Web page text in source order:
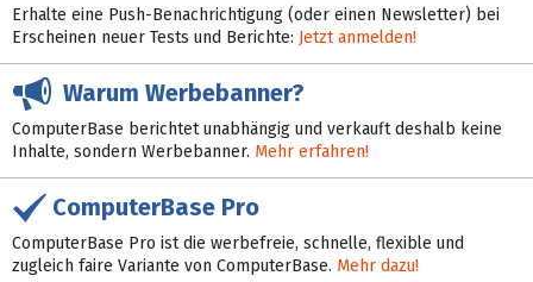
Erhalte eine Push-Benachrichtigung (oder einen Newsletter) bei
Erscheinen neuer Tests und Berichte: Jetzt anmelden!
Warum Werbebanner?
ComputerBase berichtet unabhängig und verkauft deshalb keine
Inhalte, sondern Werbebanner. Mehr erfahren!
ComputerBase Pro
ComputerBase Pro ist die werbefreie, schnelle, flexible und
zugleich faire Variante von ComputerBase. Mehr dazu!